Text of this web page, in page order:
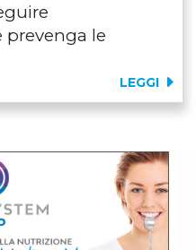
prevenga le
LEGGI